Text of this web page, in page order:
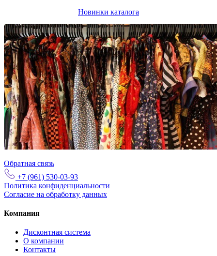
Новинки каталога
Обратная связь
+7 (961) 530-03-93
Политика конфиденциальности
Согласие на обработку данных
Компания
Дисконтная система
О компании
Контакты